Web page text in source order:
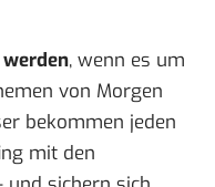
, wenn es um
von Morgen
bekommen jeden
mit den